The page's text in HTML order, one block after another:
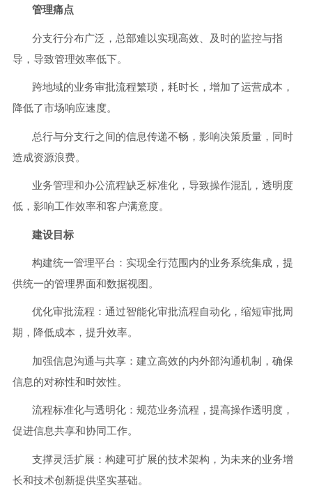
管理痛点
分支行分布广泛，总部难以实现高效、及时的监控与指
导，导致管理效率低下。
跨地域的业务审批流程繁琐，耗时长，增加了运营成本，
降低了市场响应速度。
总行与分支行之间的信息传递不畅，影响决策质量，同时
造成资源浪费。
业务管理和办公流程缺乏标准化，导致操作混乱，透明度
低，影响工作效率和客户满意度。
建设目标
构建统一管理平台：实现全行范围内的业务系统集成，提
供统一的管理界面和数据视图。
优化审批流程：通过智能化审批流程自动化，缩短审批周
期，降低成本，提升效率。
加强信息沟通与共享：建立高效的内外部沟通机制，确保
信息的对称性和时效性。
流程标准化与透明化：规范业务流程，提高操作透明度，
促进信息共享和协同工作。
支撑灵活扩展：构建可扩展的技术架构，为未来的业务增
长和技术创新提供坚实基础。